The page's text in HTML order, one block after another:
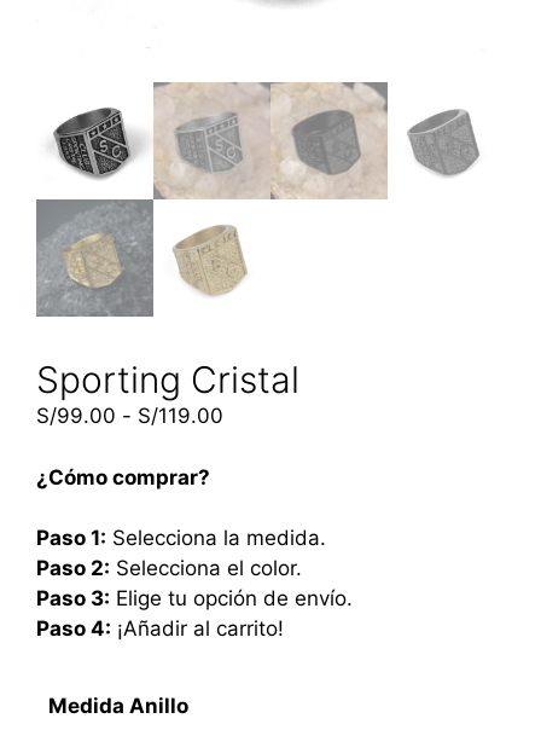
Sporting Cristal
S/99.00 - S/119.00
¿Cómo comprar?
Paso 1: Selecciona la medida.
Paso 2: Selecciona el color.
Paso 3: Elige tu opción de envío.
Paso 4: ¡Añadir al carrito!
Medida Anillo